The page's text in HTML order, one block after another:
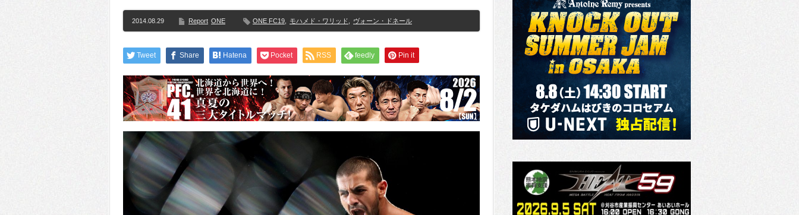
2014.08.29 Report ONE ONE FC19 モハメド・ワリッド ヴォーン・ドネール
Tweet Share Hatena Pocket RSS feedly Pin it